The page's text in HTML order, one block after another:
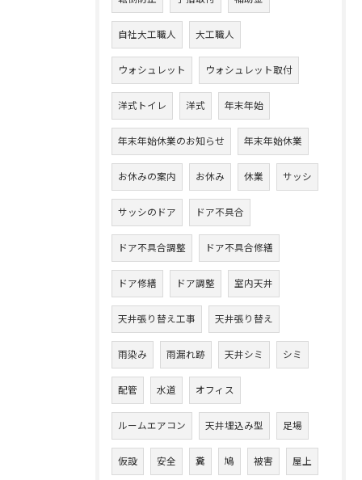
自社大工職人 大工職人
ウォシュレット ウォシュレット取付
洋式トイレ 洋式 年末年始
年末年始休業のお知らせ 年末年始休業
お休みの案内 お休み 休業 サッシ
サッシのドア ドア不具合
ドア不具合調整 ドア不具合修繕
ドア修繕 ドア調整 室内天井
天井張り替え工事 天井張り替え
雨染み 雨漏れ跡 天井シミ シミ
配管 水道 オフィス
ルームエアコン 天井埋込み型 足場
仮設 安全 糞 鳩 被害 屋上